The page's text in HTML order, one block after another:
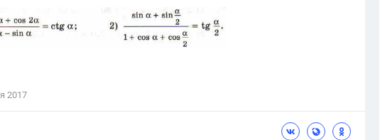
Рудзитис Г.Е.,
Цветков Л. А.
2017